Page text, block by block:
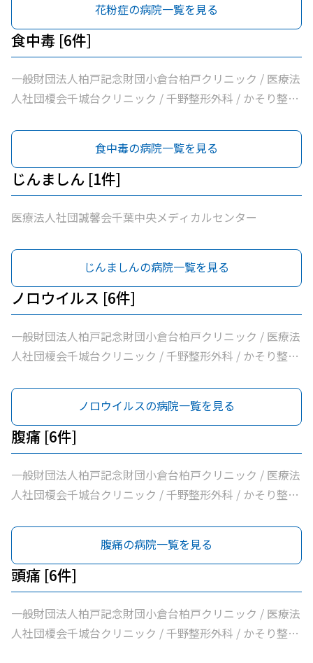
花粉症の病院一覧を見る
食中毒 [6件]
一般財団法人柏戸記念財団小倉台柏戸クリニック / 医療法
人社団榎会千城台クリニック / 千野整形外科 / かそり整形
千葉市桜木園
食中毒の病院一覧を見る
じんましん [1件]
医療法人社団誠馨会千葉中央メディカルセンター
じんましんの病院一覧を見る
ノロウイルス [6件]
一般財団法人柏戸記念財団小倉台柏戸クリニック / 医療法
人社団榎会千城台クリニック / 千野整形外科 / かそり整形
千葉市桜木園
ノロウイルスの病院一覧を見る
腹痛 [6件]
一般財団法人柏戸記念財団小倉台柏戸クリニック / 医療法
人社団榎会千城台クリニック / 千野整形外科 / かそり整形
千葉市桜木園
腹痛の病院一覧を見る
頭痛 [6件]
一般財団法人柏戸記念財団小倉台柏戸クリニック / 医療法
人社団榎会千城台クリニック / 千野整形外科 / かそり整形